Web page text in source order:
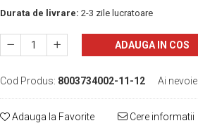
Durata de livrare: 2-3 zile lucratoare
ADAUGA IN COS
Cod Produs: 8003734002-11-12 Ai
Adauga la Favorite Cere informatii